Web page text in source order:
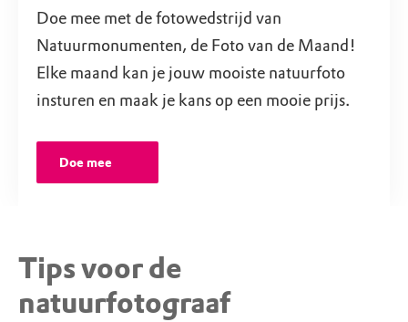
Doe mee met de fotowedstrijd van
Natuurmonumenten, de Foto van de Maand!
Elke maand kan je jouw mooiste natuurfoto
insturen en maak je kans op een mooie prijs.
Doe mee
Tips voor de
natuurfotograaf